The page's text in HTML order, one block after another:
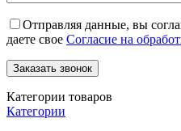
Отправляя данные, вы
даете свое Согласие на
Категории товаров
Категории